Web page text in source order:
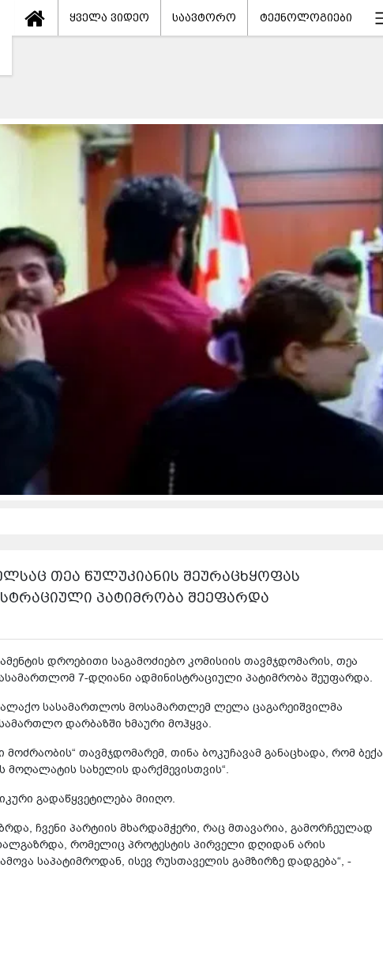
ყველა ვიდეო საავტორო ტექნოლოგიები
თეა წულუკიანის შეურაცხყოფას
პატიმრობა შეეფარდა
დროებითი საგამოძიებო კომისიის თავმჯდომარის, თეა
7-დღიანი ადმინისტრაციული პატიმრობა შეუფარდა.
სასამართლოს მოსამართლემ ლელა ცაგარეიშვილმა
დარბაზში ხმაური მოჰყვა.
თავმჯდომარემ, თინა ბოკუჩავამ განაცხადა, რომ ბექა
მოღალატის სახელის დარქმევისთვის“.
გადაწყვეტილება მიიღო.
ჩვენი პარტიის მხარდამჭერი, რაც მთავარია, გამორჩეულად
რომელიც პროტესტის პირველი დღიდან არის
საპატიმროდან, ისევ რუსთაველის გამზირზე დადგება“, -